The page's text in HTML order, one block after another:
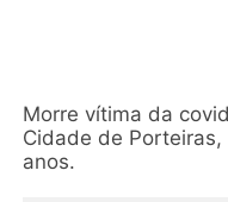
Morre vítima da
Cidade de
anos.